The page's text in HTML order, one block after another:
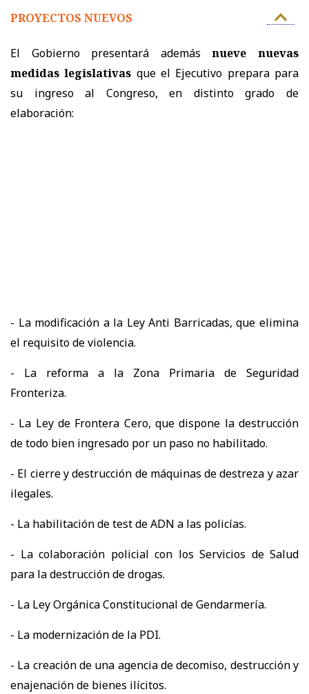
PROYECTOS NUEVOS
El Gobierno presentará ademásnueve nuevas
medidas legislativas que el Ejecutivo prepara para
su ingreso al Congreso, en distinto grado de
elaboración:
- La modificación a la Ley Anti Barricadas, que elimina
el requisito de violencia.
- La reforma a la Zona Primaria de Seguridad
Fronteriza.
- La Ley de Frontera Cero, que dispone la destrucción
de todo bien ingresado por un paso no habilitado.
- El cierre y destrucción de máquinas de destreza y azar
ilegales.
- La habilitación de test de ADN a las policías.
- La colaboración policial con los Servicios de Salud
para la destrucción de drogas.
- La Ley Orgánica Constitucional de Gendarmería.
- La modernización de la PDI.
- La creación de una agencia de decomiso, destrucción y
enajenación de bienes ilícitos.